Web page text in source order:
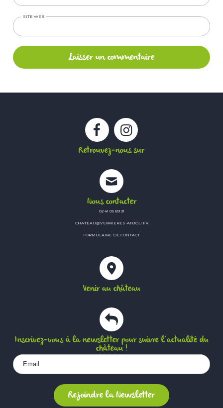
SITE WEB
Retrouvez-nous sur
FacebookInstagram
Nous contacter
02 41 05 89 31
CHATEAU@VERRIERES-ANJOU.FR
FORMULAIRE DE CONTACT
Venir au château
Inscrivez-vous à la newsletter pour suivre l’actualité du
château !